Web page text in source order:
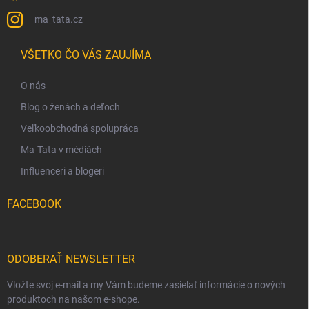
ma_tata.cz
VŠETKO ČO VÁS ZAUJÍMA
O nás
Blog o ženách a deťoch
Veľkoobchodná spolupráca
Ma-Tata v médiách
Influenceri a blogeri
FACEBOOK
ODOBERAŤ NEWSLETTER
Vložte svoj e-mail a my Vám budeme zasielať informácie o nových
produktoch na našom e-shope.